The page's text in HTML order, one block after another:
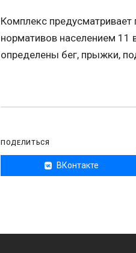
Комплекс предусматривает
нормативов населением 11
определены бег, прыжки,
ПОДЕЛИТЬСЯ
ВКонтакте